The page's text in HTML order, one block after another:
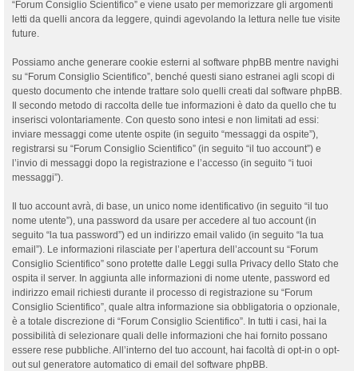
“Forum Consiglio Scientifico” e viene usato per memorizzare gli argomenti
letti da quelli ancora da leggere, quindi agevolando la lettura nelle tue visite
future.
Possiamo anche generare cookie esterni al software phpBB mentre navighi
su “Forum Consiglio Scientifico”, benché questi siano estranei agli scopi di
questo documento che intende trattare solo quelli creati dal software phpBB.
Il secondo metodo di raccolta delle tue informazioni è dato da quello che tu
inserisci volontariamente. Con questo sono intesi e non limitati ad essi:
inviare messaggi come utente ospite (in seguito “messaggi da ospite”),
registrarsi su “Forum Consiglio Scientifico” (in seguito “il tuo account”) e
l’invio di messaggi dopo la registrazione e l’accesso (in seguito “i tuoi
messaggi”).
Il tuo account avrà, di base, un unico nome identificativo (in seguito “il tuo
nome utente”), una password da usare per accedere al tuo account (in
seguito “la tua password”) ed un indirizzo email valido (in seguito “la tua
email”). Le informazioni rilasciate per l’apertura dell’account su “Forum
Consiglio Scientifico” sono protette dalle Leggi sulla Privacy dello Stato che
ospita il server. In aggiunta alle informazioni di nome utente, password ed
indirizzo email richiesti durante il processo di registrazione su “Forum
Consiglio Scientifico”, quale altra informazione sia obbligatoria o opzionale,
è a totale discrezione di “Forum Consiglio Scientifico”. In tutti i casi, hai la
possibilità di selezionare quali delle informazioni che hai fornito possano
essere rese pubbliche. All’interno del tuo account, hai facoltà di opt-in o opt-
out sul generatore automatico di email del software phpBB.